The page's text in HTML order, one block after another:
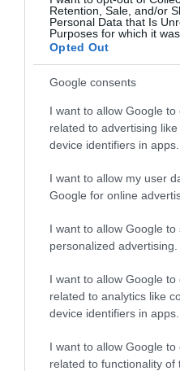
Retention, Sale, and/or
Personal Data that Is
Purposes for which it
Opted Out
Google consents
I want to allow Google to
related to advertising
device identifiers in apps.
I want to allow my user
Google for online
I want to allow Google to
personalized advertising.
I want to allow Google to
related to analytics like
device identifiers in apps.
I want to allow Google to
related to functionality of
SPANYOL NYELVŰ
LEMEZ ZENE
2026. JÚLIUS
Koporsó sem járt
Henrik
Matt Damon
hajlandó
Művelődj, szórakozz,
és ismerd meg a